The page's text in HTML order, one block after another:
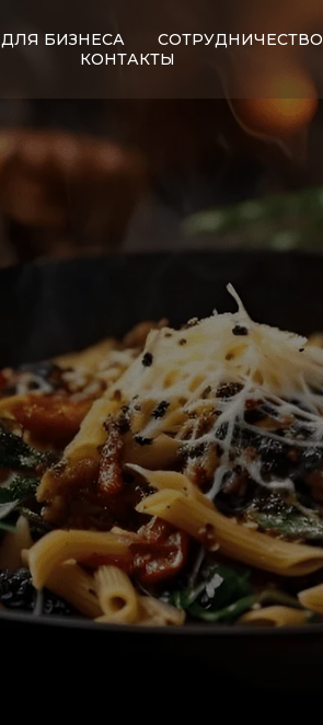
ДЛЯ БИЗНЕСА СОТРУДНИЧЕСТВО
КОНТАКТЫ